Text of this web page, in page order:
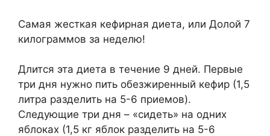
Самая жесткая кефирная диета, или Долой 7
килограммов за неделю!
Длится эта диета в течение 9 дней. Первые
три дня нужно пить обезжиренный кефир (1,5
литра разделить на 5-6 приемов).
Следующие три дня – «сидеть» на одних
яблоках (1,5 кг яблок разделить на 5-6